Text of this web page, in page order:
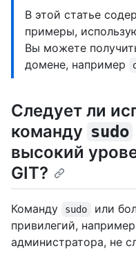
В этой статье
примеры,
Вы можете
домене, например
Следует ли
команду sudo
высокий
GIT?
Команду sudo
или
привилегий,
администратора, не